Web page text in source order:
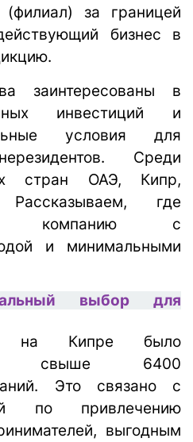
за границей
бизнес в
заинтересованы в
инвестиций и
условия для
нерезидентов. Среди
стран ОАЭ, Кипр,
где
компанию с
и минимальными
выбор для
Кипре было
свыше 6400
Это связано с
по привлечению
выгодным